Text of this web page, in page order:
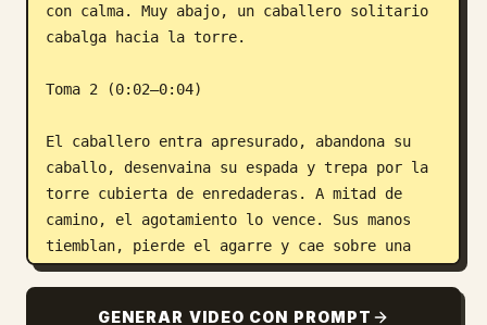
con calma. Muy abajo, un caballero solitario
cabalga hacia la torre.
Toma 2 (0:02–0:04)
El caballero entra apresurado, abandona su
caballo, desenvaina su espada y trepa por la
torre cubierta de enredaderas. A mitad de
camino, el agotamiento lo vence. Sus manos
tiemblan, pierde el agarre y cae sobre una
repisa inferior. Está consciente, pero
GENERAR VIDEO CON PROMPT